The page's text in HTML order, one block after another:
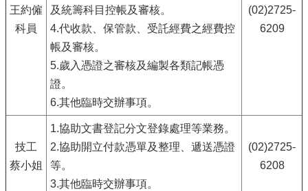
王約僱
科員
及統籌科目控帳及審核。
4.代收款、保管款、受託經費之經費控
帳及審核。
5.歲入憑證之審核及編製各類記帳憑
證。
6.其他臨時交辦事項。
(02)2725-
6209
技工
蔡小姐
1.協助文書登記分文登錄處理等業務。
2.協助開立付款憑單及整理、遞送憑證
等。
3.其他臨時交辦事項。
(02)2725-
6208